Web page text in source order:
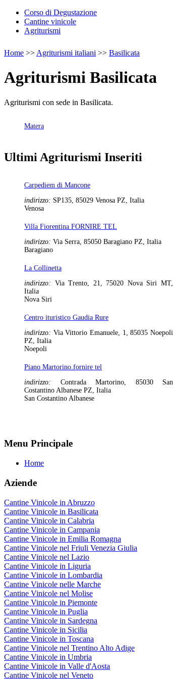
Corso di Degustazione
Cantine vinicole
Agriturismi
Home >> Agriturismi italiani >> Basilicata
Agriturismi Basilicata
Agriturismi con sede in Basilicata.
Matera
Ultimi Agriturismi Inseriti
Carpediem di Mancone
indirizzo: SP135, 85029 Venosa PZ, Italia
Venosa
Villa Fiorentina FORNIRE TEL
indirizzo: Via Serra, 85050 Baragiano PZ, Italia
Baragiano
La Collinetta
indirizzo: Via Trento, 21, 75020 Nova Siri MT,
Italia
Nova Siri
Centro ituristico Gaudia Rure
indirizzo: Via Vittorio Emanuele, 1, 85035 Noepoli
PZ, Italia
Noepoli
Piano Martorino.fornire tel
indirizzo: Contrada Martorino, 85030 San
Costantino Albanese PZ, Italia
San Costantino Albanese
Menu Principale
Home
Aziende
Cantine Vinicole in Abruzzo
Cantine Vinicole in Basilicata
Cantine Vinicole in Calabria
Cantine Vinicole in Campania
Cantine Vinicole in Emilia Romagna
Cantine Vinicole nel Friuli Venezia Giulia
Cantine Vinicole nel Lazio
Cantine Vinicole in Liguria
Cantine Vinicole in Lombardia
Cantine Vinicole nelle Marche
Cantine Vinicole nel Molise
Cantine Vinicole in Piemonte
Cantine Vinicole in Puglia
Cantine Vinicole in Sardegna
Cantine Vinicole in Sicilia
Cantine Vinicole in Toscana
Cantine Vinicole nel Trentino Alto Adige
Cantine Vinicole in Umbria
Cantine Vinicole in Valle d'Aosta
Cantine Vinicole nel Veneto